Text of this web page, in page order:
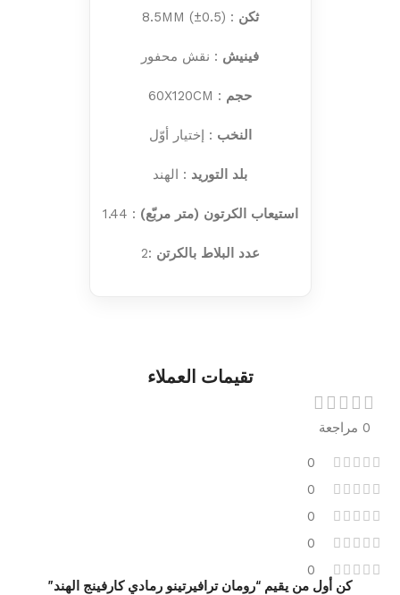
ثكن : 8.5MM (±0.5)
فينيش : نقش محفور
حجم : 60X120CM
النخب : إختيار أوّل
بلد التوريد : الهند
استيعاب الكرتون (متر مربّع) : 1.44
عدد البلاط بالكرتن :2
تقيمات العملاء
0 مراجعة
0
0
0
0
0
كن أول من يقيم “رومان ترافيرتينو رمادي كارفينج الهند”